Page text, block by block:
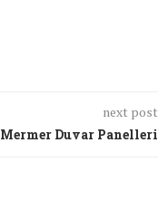
next post
Mermer Duvar Panelleri